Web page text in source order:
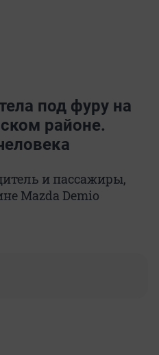
под фуру на
районе.
и пассажиры,
Mazda Demio